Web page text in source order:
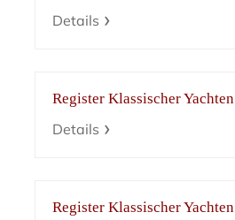
Details
Register Klassischer Yachten
Details
Register Klassischer Yachten